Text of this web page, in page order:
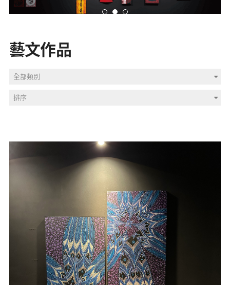
媒體專區
原住民族文化藝術補助成果專區
關於我們
藝文作品
全部類別
排序